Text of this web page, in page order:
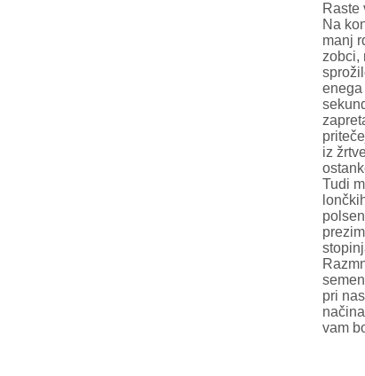
Raste
Na
manj
zobci,
enega
iz
Tudi
pri
vam